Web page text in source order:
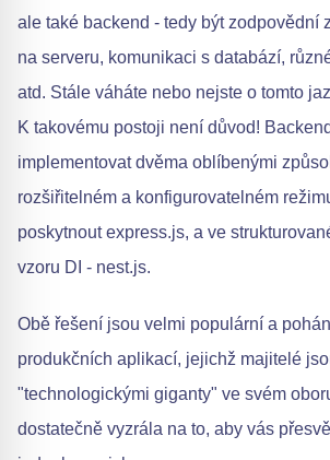
ale také backend - tedy být zodpovědní
na serveru, komunikaci s databází,
atd. Stále váháte nebo nejste o tomto
K takovému postoji není důvod!
implementovat dvěma oblíbenými
rozšiřitelném a konfigurovatelném
poskytnout express.js, a ve
vzoru DI - nest.js.
Obě řešení jsou velmi populární a
produkčních aplikací, jejichž majitelé
"technologickými giganty" ve svém
dostatečně vyzrála na to, aby vás